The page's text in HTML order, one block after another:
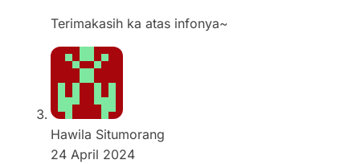
Terimakasih ka atas infonya~
Hawila Situmorang
24 April 2024